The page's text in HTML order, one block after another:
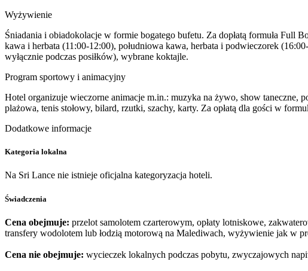
Wyżywienie
Śniadania i obiadokolacje w formie bogatego bufetu. Za dopłatą formuła Full
kawa i herbata (11:00-12:00), południowa kawa, herbata i podwieczorek
wyłącznie podczas posiłków), wybrane koktajle.
Program sportowy i animacyjny
Hotel organizuje wieczorne animacje m.in.: muzyka na żywo, show
plażowa, tenis stołowy, bilard, rzutki, szachy, karty. Za opłatą dla gości w
Dodatkowe informacje
Kategoria lokalna
Na Sri Lance nie istnieje oficjalna kategoryzacja hoteli.
Świadczenia
Cena obejmuje: przelot samolotem czarterowym, opłaty lotniskowe,
transfery wodolotem lub łodzią motorową na Malediwach, wyżywienie jak w
Cena nie obejmuje: wycieczek lokalnych podczas pobytu, zwyczajowych